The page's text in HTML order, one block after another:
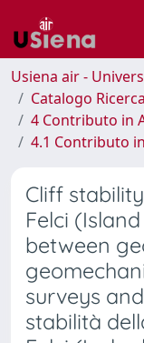
Usiena air -
Catalogo
4 Contributo in
4.1 Contributo
Cliff
Felci
between
surveys
stabilità